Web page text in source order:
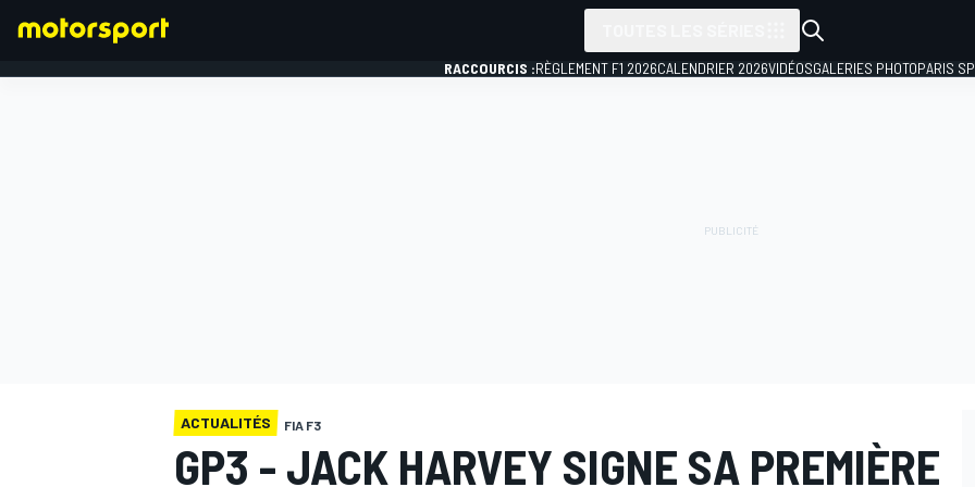
RACCOURCIS :RÈGLEMENT F1 2026CALENDRIER 2026VIDÉOSGALERIES PHOTOPARIS
ACTUALITÉS FIA F3
GP3 - JACK HARVEY SIGNE SA PREMIÈRE